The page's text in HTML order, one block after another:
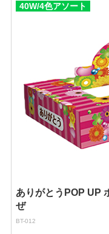
40W/4色アソート
ありがとうPOP UP
ぜ
BT-012